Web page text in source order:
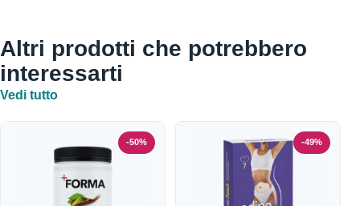
Altri prodotti che potrebbero
interessarti
Vedi tutto
-50% -49%